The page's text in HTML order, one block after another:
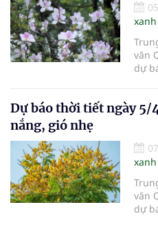
xanh
văn
dự
Dự báo thời tiết ngày 5/
nắng, gió nhẹ
xanh
văn
dự